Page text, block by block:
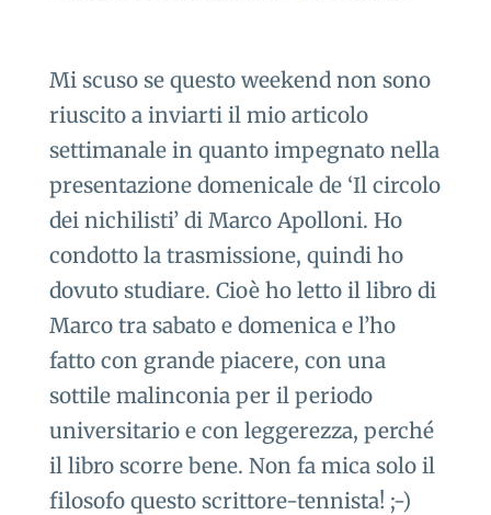
Mi scuso se questo weekend non sono
riuscito a inviarti il mio articolo
settimanale in quanto impegnato nella
presentazione domenicale de ‘Il circolo
dei nichilisti’ di Marco Apolloni. Ho
condotto la trasmissione, quindi ho
dovuto studiare. Cioè ho letto il libro di
Marco tra sabato e domenica e l’ho
fatto con grande piacere, con una
sottile malinconia per il periodo
universitario e con leggerezza, perché
il libro scorre bene. Non fa mica solo il
filosofo questo scrittore-tennista! ;-)